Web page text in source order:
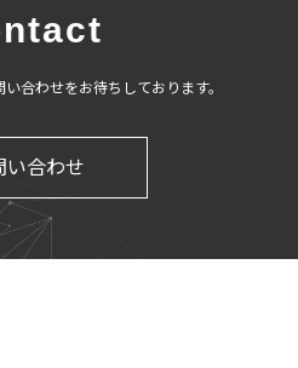
合わせをお待ちしております。
い合わせ